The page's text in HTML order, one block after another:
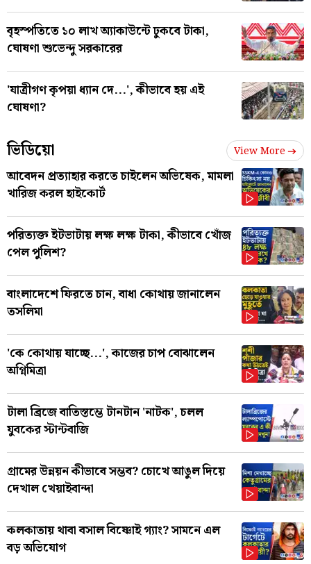
বৃহস্পতিতে ১০ লাখ অ্যাকাউন্টে ঢুকবে টাকা,
ঘোষণা শুভেন্দু সরকারের
'যাত্রীগণ কৃপয়া ধ্যান দে...', কীভাবে হয় এই
ঘোষণা?
ভিডিয়ো View More
আবেদন প্রত্যাহার করতে চাইলেন অভিষেক, মামলা
খারিজ করল হাইকোর্ট
পরিত্যক্ত ইটভাটায় লক্ষ লক্ষ টাকা, কীভাবে খোঁজ
পেল পুলিশ?
বাংলাদেশে ফিরতে চান, বাধা কোথায় জানালেন
তসলিমা
'কে কোথায় যাচ্ছে...', কাজের চাপ বোঝালেন
অগ্নিমিত্রা
টালা ব্রিজে বাতিস্তম্ভে টানটান 'নাটক', চলল
যুবকের স্টান্টবাজি
গ্রামের উন্নয়ন কীভাবে সম্ভব? চোখে আঙুল দিয়ে
দেখাল খেয়াইবান্দা
কলকাতায় থাবা বসাল বিষ্ণোই গ্যাং? সামনে এল
বড় অভিযোগ